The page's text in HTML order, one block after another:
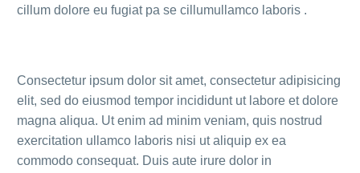
cillum dolore eu fugiat pa se cillumullamco laboris .
Consectetur ipsum dolor sit amet, consectetur adipisicing
elit, sed do eiusmod tempor incididunt ut labore et dolore
magna aliqua. Ut enim ad minim veniam, quis nostrud
exercitation ullamco laboris nisi ut aliquip ex ea
commodo consequat. Duis aute irure dolor in